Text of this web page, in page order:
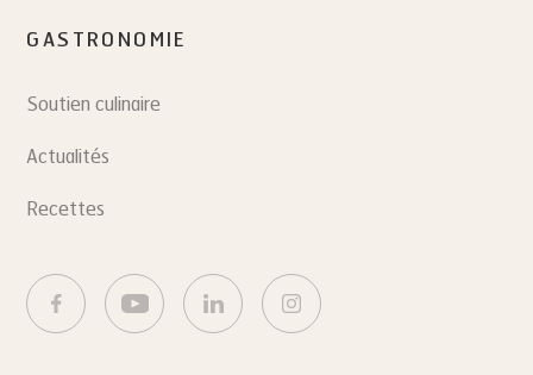
GASTRONOMIE
Soutien culinaire
Actualités
Recettes